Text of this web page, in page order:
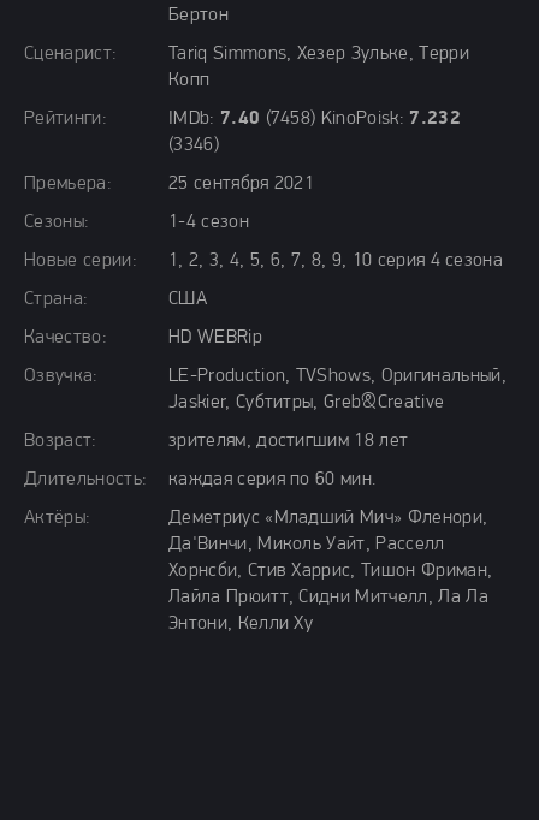
Бертон
Сценарист:
Tariq Simmons, Хезер Зульке, Терри
Копп
Рейтинги:
IMDb: 7.40 (7458) KinoPoisk: 7.232
(3346)
Премьера:
25 сентября 2021
Сезоны:
1-4 сезон
Новые серии:
1, 2, 3, 4, 5, 6, 7, 8, 9, 10 серия 4 сезона
Страна:
США
Качество:
HD WEBRip
Озвучка:
LE-Production, TVShows, Оригинальный,
Jaskier, Субтитры, Greb&Creative
Возраст:
зрителям, достигшим 18 лет
Длительность:
каждая серия по 60 мин.
Актёры:
Деметриус «Младший Мич» Фленори,
Да'Винчи, Миколь Уайт, Расселл
Хорнсби, Стив Харрис, Тишон Фриман,
Лайла Прюитт, Сидни Митчелл, Ла Ла
Энтони, Келли Ху